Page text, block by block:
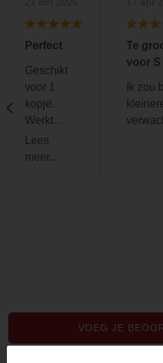
Perfect
Geschikt
voor 1
kopje.
Werkt
perfect
Te
voor S
Ik zou
VOEG JE